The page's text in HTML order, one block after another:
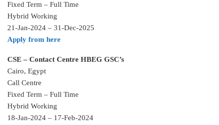
Fixed Term – Full Time
Hybrid Working
21-Jan-2024 – 31-Dec-2025
Apply from here
CSE – Contact Centre HBEG GSC’s
Cairo, Egypt
Call Centre
Fixed Term – Full Time
Hybrid Working
18-Jan-2024 – 17-Feb-2024